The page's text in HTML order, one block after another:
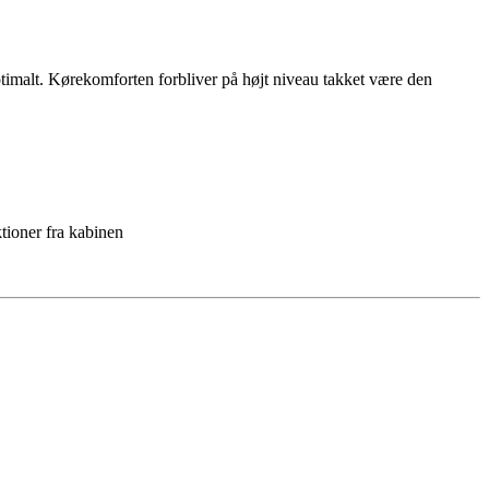
Kørekomforten forbliver på højt niveau takket være den
fra kabinen